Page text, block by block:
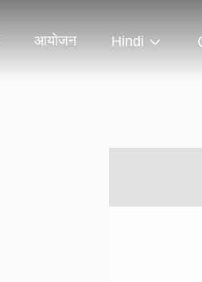
आयोजन Hindi